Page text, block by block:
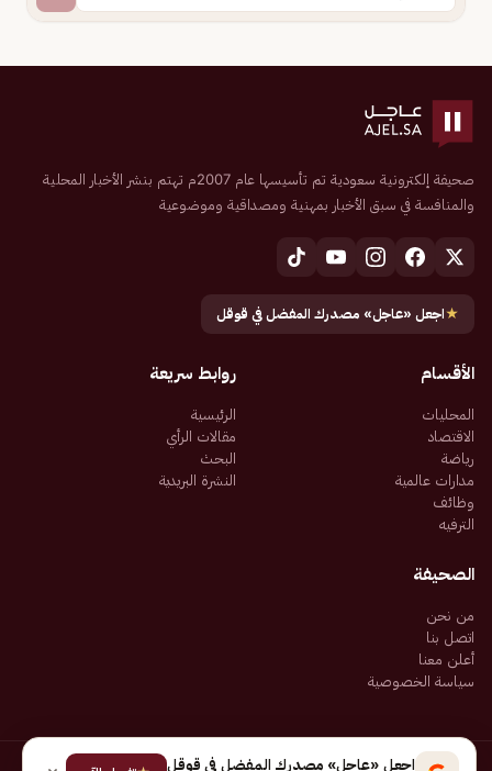
صحيفة إلكترونية سعودية تم تأسيسها عام 2007م تهتم بنشر الأخبار المحلية
والمنافسة في سبق الأخبار بمهنية ومصداقية وموضوعية
★اجعل «عاجل» مصدرك المفضل في قوقل
الأقسام
المحليات
الاقتصاد
رياضة
مدارات عالمية
وظائف
الترفيه
روابط سريعة
الرئيسية
مقالات الرأي
البحث
النشرة البريدية
الصحيفة
من نحن
اتصل بنا
أعلن معنا
سياسة الخصوصية
اجعل «عاجل» مصدرك المفضل في قوقل